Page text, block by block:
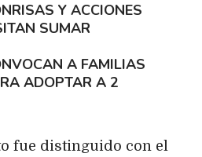
Y ACCIONES
SUMAR
A FAMILIAS
ADOPTAR A 2
fue distinguido con el